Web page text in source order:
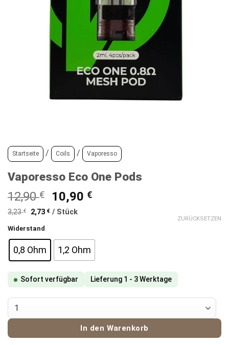
Startseite / Coils / Vaporesso
Vaporesso Eco One Pods
12,90€
Ursprünglicher
Preis
10,90 €Aktueller
3,23€ 2,73€ / Stück
Widerstand
0,8 Ohm 1,2 Ohm
ZURÜCKSETZEN
Sofort verfügbar Lieferung 1 - 3 Werktage
Vaporesso Eco One Pods Menge
In den Warenkorb